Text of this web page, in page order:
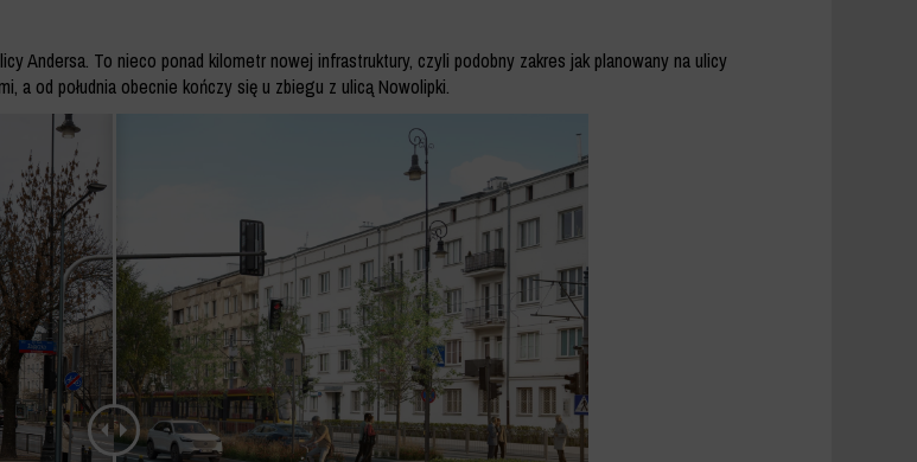
Andersa. To nieco ponad kilometr nowej infrastruktury, czyli podobny zakres jak planowany na ulicy
a od południa obecnie kończy się u zbiegu z ulicą Nowolipki.